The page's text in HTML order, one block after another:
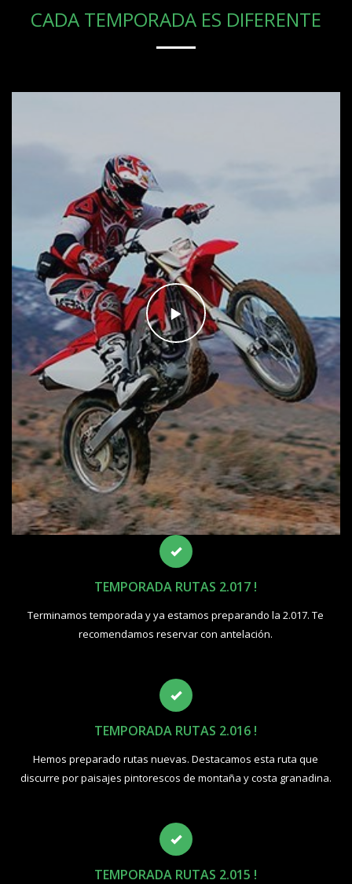
CADA TEMPORADA ES DIFERENTE
TEMPORADA RUTAS 2.017 !
Terminamos temporada y ya estamos preparando la 2.017. Te
recomendamos reservar con antelación.
TEMPORADA RUTAS 2.016 !
Hemos preparado rutas nuevas. Destacamos esta ruta que
discurre por paisajes pintorescos de montaña y costa granadina.
TEMPORADA RUTAS 2.015 !